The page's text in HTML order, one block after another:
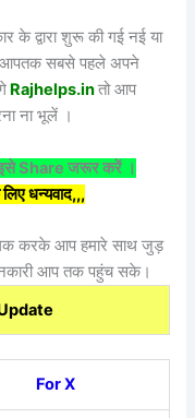
के द्वारा शुरू की गई नई या
आपतक सबसे पहले अपने
Rajhelps.inतो आप
ना भूलें ।
Share जरूर करें ।
धन्यवाद,,,
करके आप हमारे साथ जुड़
आप तक पहुंच सके।
For X